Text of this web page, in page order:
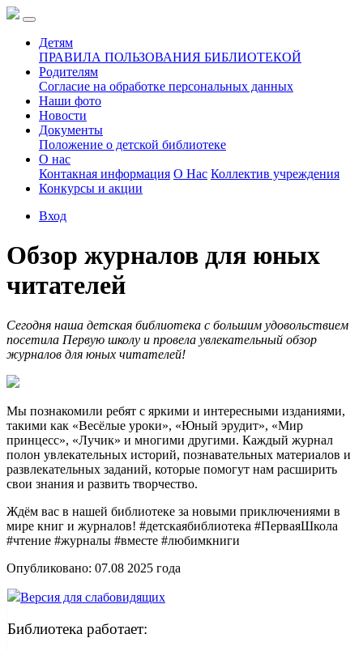
Детям
ПРАВИЛА ПОЛЬЗОВАНИЯ БИБЛИОТЕКОЙ
Родителям
Согласие на обработке персональных данных
Наши фото
Новости
Документы
Положение о детской библиотеке
О нас
Контакная информация О Нас Коллектив учреждения
Конкурсы и акции
Вход
Обзор журналов для юных
читателей
Сегодня наша детская библиотека с большим удовольствием
посетила Первую школу и провела увлекательный обзор
журналов для юных читателей!
Мы познакомили ребят с яркими и интересными изданиями,
такими как «Весёлые уроки», «Юный эрудит», «Мир
принцесс», «Лучик» и многими другими. Каждый журнал
полон увлекательных историй, познавательных материалов и
развлекательных заданий, которые помогут нам расширить
свои знания и развить творчество.
Ждём вас в нашей библиотеке за новыми приключениями в
мире книг и журналов! #детскаябиблиотека #ПерваяШкола
#чтение #журналы #вместе #любимкниги
Опубликовано: 07.08 2025 года
Версия для слабовидящих
Библиотека работает: